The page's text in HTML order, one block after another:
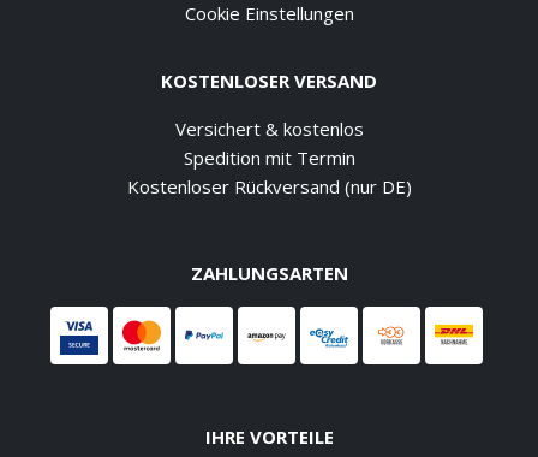
Cookie Einstellungen
KOSTENLOSER VERSAND
Versichert & kostenlos
Spedition mit Termin
Kostenloser Rückversand (nur DE)
ZAHLUNGSARTEN
IHRE VORTEILE